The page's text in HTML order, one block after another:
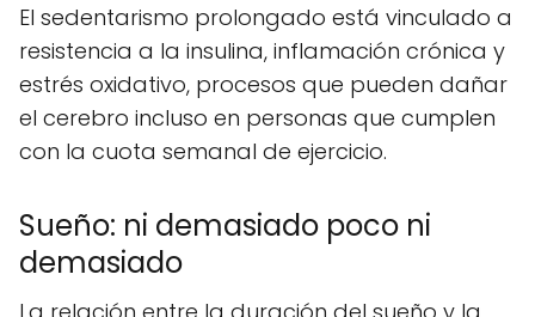
El sedentarismo prolongado está vinculado a
resistencia a la insulina, inflamación crónica y
estrés oxidativo, procesos que pueden dañar
el cerebro incluso en personas que cumplen
con la cuota semanal de ejercicio.
Sueño: ni demasiado poco ni
demasiado
La relación entre la duración del sueño y la